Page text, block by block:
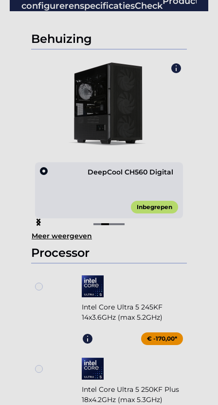
configurerenspecificatiesCheck
Behuizing
DeepCool CH560 Digital
Inbegrepen
Item
2
of
4
Meer weergeven
Processor
Intel Core Ultra 5 245KF
14x3.6GHz (max 5.2GHz)
€ -170,00*
Intel Core Ultra 5 250KF Plus
18x4.2GHz (max 5.3GHz)